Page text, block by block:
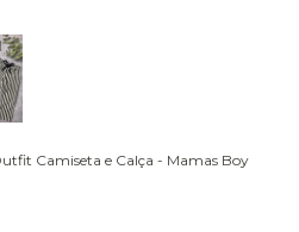
Camiseta e Calça - Mamas Boy